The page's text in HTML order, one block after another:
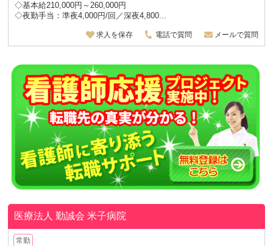
◇基本給210,000円～260,000円
◇夜勤手当：準夜4,000円/回／深夜4,800...
求人を保存 電話で質問 メールで質問
医療法人 勤誠会米子病院
常勤